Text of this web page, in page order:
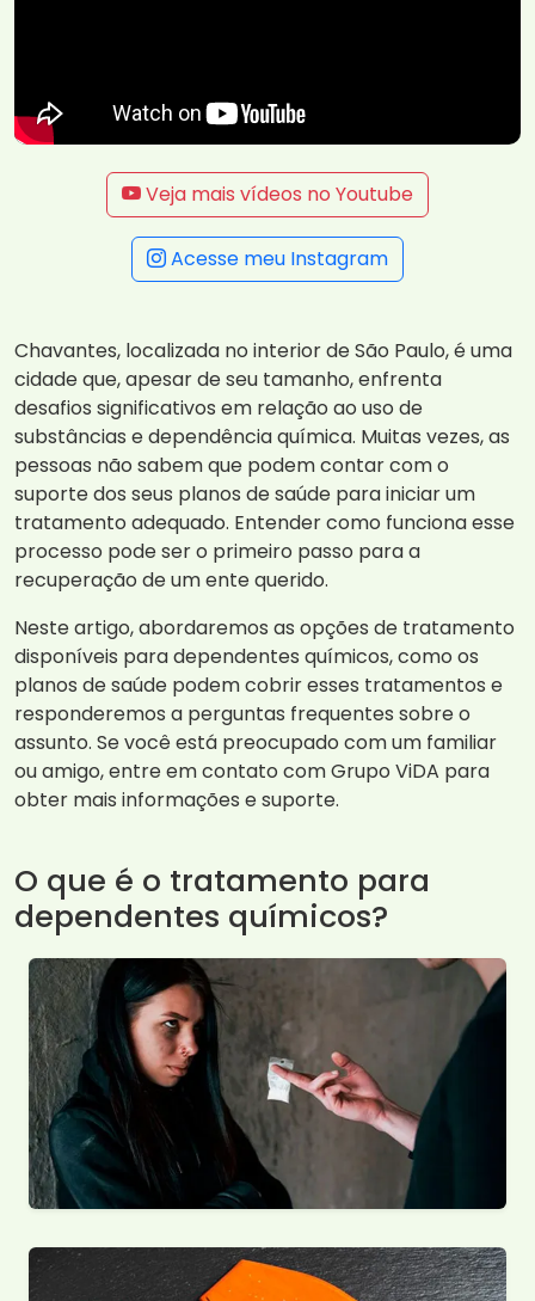
Veja mais vídeos no Youtube
Acesse meu Instagram
Chavantes, localizada no interior de São Paulo, é uma
cidade que, apesar de seu tamanho, enfrenta
desafios significativos em relação ao uso de
substâncias e dependência química. Muitas vezes, as
pessoas não sabem que podem contar com o
suporte dos seus planos de saúde para iniciar um
tratamento adequado. Entender como funciona esse
processo pode ser o primeiro passo para a
recuperação de um ente querido.
Neste artigo, abordaremos as opções de tratamento
disponíveis para dependentes químicos, como os
planos de saúde podem cobrir esses tratamentos e
responderemos a perguntas frequentes sobre o
assunto. Se você está preocupado com um familiar
ou amigo, entre em contato com Grupo ViDA para
obter mais informações e suporte.
O que é o tratamento para
dependentes químicos?